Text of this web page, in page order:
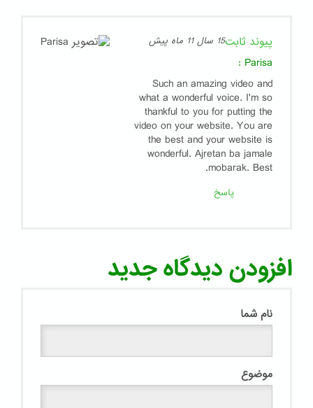
پیوند ثابت15 سال 11 ماه پیش
Parisa
:
Such an amazing video and
what a wonderful voice. I'm so
thankful to you for putting the
video on your website. You are
the best and your website is
wonderful. Ajretan ba jamale
mobarak. Best.
پاسخ
افزودن دیدگاه جدید
نام شما
موضوع